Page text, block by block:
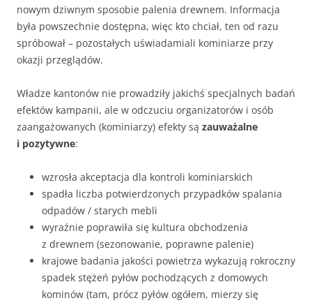
nowym dziwnym sposobie palenia drewnem. Informacja
była powszechnie dostępna, więc kto chciał, ten od razu
spróbował – pozostałych uświadamiali kominiarze przy
okazji przeglądów.
Władze kantonów nie prowadziły jakichś specjalnych badań
efektów kampanii, ale w odczuciu organizatorów i osób
zaangażowanych (kominiarzy) efekty są zauważalne
i pozytywne:
wzrosła akceptacja dla kontroli kominiarskich
spadła liczba potwierdzonych przypadków spalania
odpadów / starych mebli
wyraźnie poprawiła się kultura obchodzenia
z drewnem (sezonowanie, poprawne palenie)
krajowe badania jakości powietrza wykazują rokroczny
spadek stężeń pyłów pochodzących z domowych
kominów (tam, prócz pyłów ogółem, mierzy się